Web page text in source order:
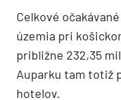
Celkové
územia pri
približne 232,35
Auparku tam totiž
hotelov.